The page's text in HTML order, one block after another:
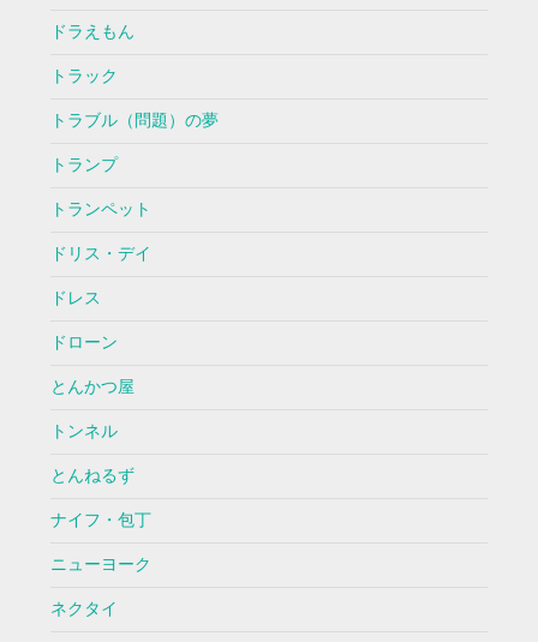
ドラえもん
トラック
トラブル（問題）の夢
トランプ
トランペット
ドリス・デイ
ドレス
ドローン
とんかつ屋
トンネル
とんねるず
ナイフ・包丁
ニューヨーク
ネクタイ